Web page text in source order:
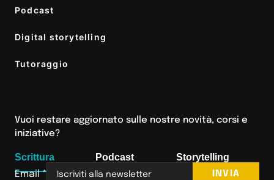
Podcast
Digital storytelling
Tutoraggio
Vuoi restare aggiornato sulle nostre novità, corsi e
iniziative?
Scrittura
Email* INVIA
Podcast Storytelling